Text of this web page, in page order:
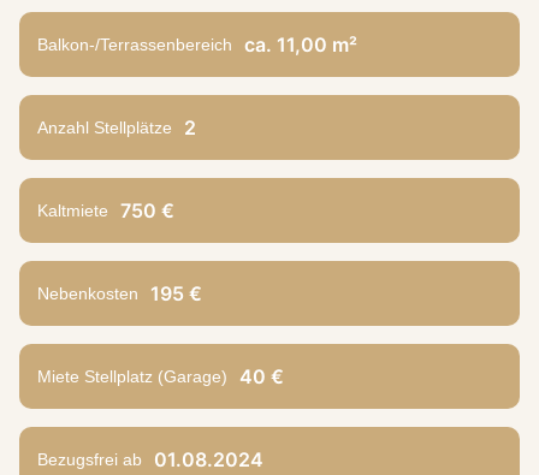
Balkon-/Terrassenbereich ca. 11,00 m²
Anzahl Stellplätze 2
Kaltmiete 750 €
Nebenkosten 195 €
Miete Stellplatz (Garage) 40 €
Bezugsfrei ab 01.08.2024